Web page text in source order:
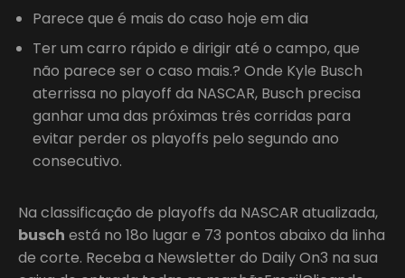
Parece que é mais do caso hoje em dia
Ter um carro rápido e dirigir até o campo, que
não parece ser o caso mais.? Onde Kyle Busch
aterrissa no playoff da NASCAR, Busch precisa
ganhar uma das próximas três corridas para
evitar perder os playoffs pelo segundo ano
consecutivo.
Na classificação de playoffs da NASCAR atualizada,
busch está no 18o lugar e 73 pontos abaixo da linha
de corte. Receba a Newsletter do Daily On3 na sua